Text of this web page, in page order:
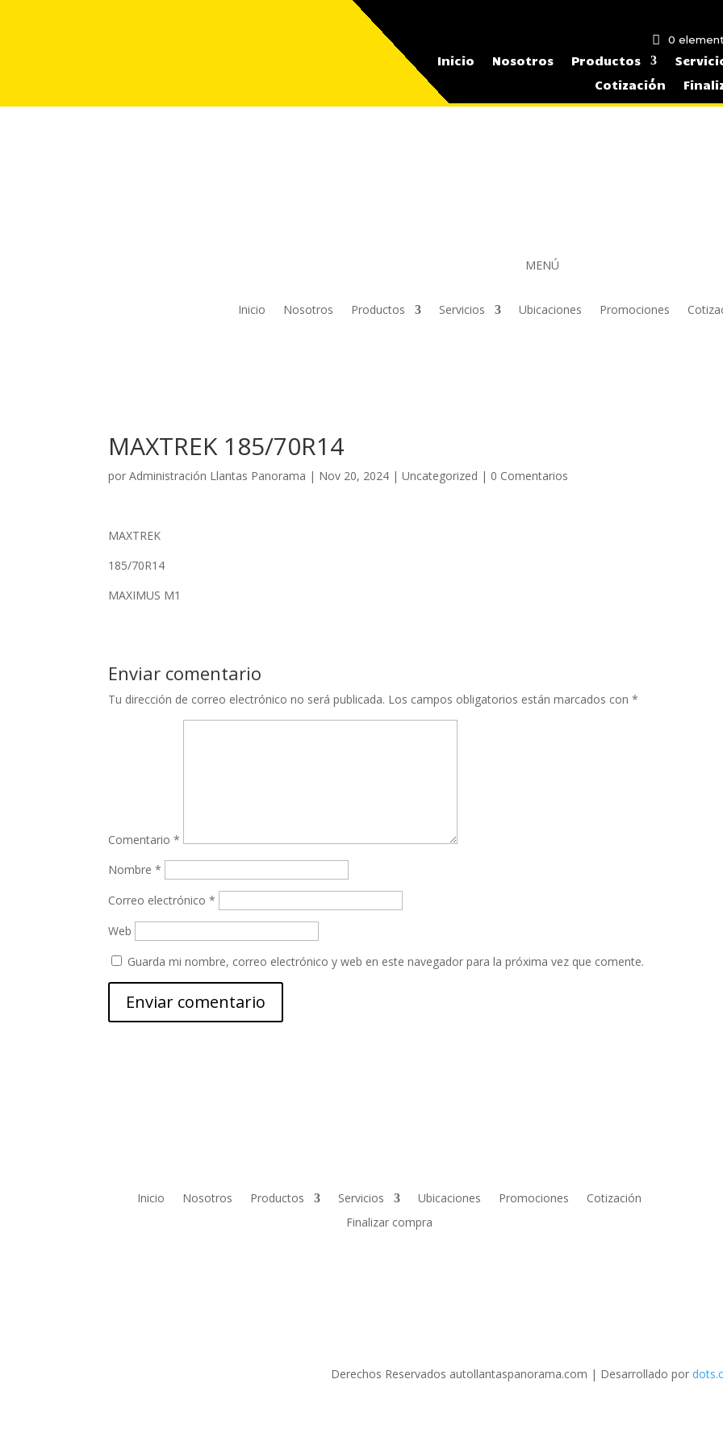
0
Inicio Nosotros Productos
Cotización
MENÚ
Inicio Nosotros Productos Servicios Ubicaciones Promociones
MAXTREK 185/70R14
porAdministración Llantas Panorama | Nov 20, 2024 |Uncategorized | 0 Comentarios
MAXTREK
185/70R14
MAXIMUS M1
Enviar comentario
Tu dirección de correo electrónico no será publicada. Los campos obligatorios están marcados con*
Comentario*
Nombre*
Correo electrónico*
Web
Guarda mi nombre, correo electrónico y web en este navegador para la próxima vez que comente.
Inicio Nosotros Productos Servicios Ubicaciones Promociones
Cotización
Finalizar compra
Derechos Reservados autollantaspanorama.com | Desarrollado por